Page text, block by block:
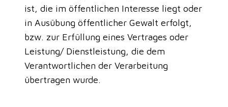
ist, die im öffentlichen Interesse liegt oder
in Ausübung öffentlicher Gewalt erfolgt,
bzw. zur Erfüllung eines Vertrages oder
Leistung/ Dienstleistung, die dem
Verantwortlichen der Verarbeitung
übertragen wurde.